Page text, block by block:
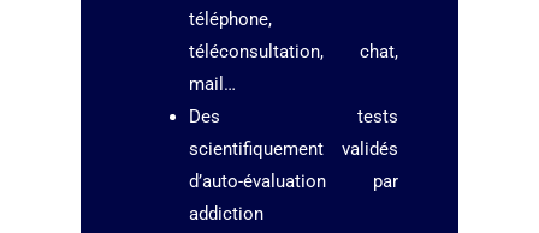
téléphone,
téléconsultation, chat,
mail…
Des tests
scientifiquement validés
d’auto-évaluation par
addiction